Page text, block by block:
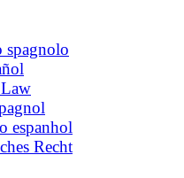
espanhol
Recht